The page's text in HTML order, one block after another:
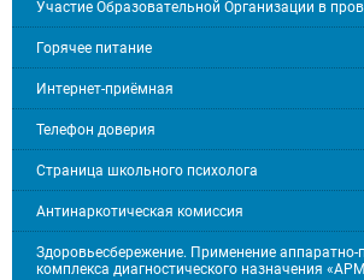
Участие Образовательной Организации в
Горячее питание
Интернет-приёмная
Телефон доверия
Страница школьного психолога
Антинаркотическая комиссия
Здоровьесбережение. Применение
комплекса диагностического назначения